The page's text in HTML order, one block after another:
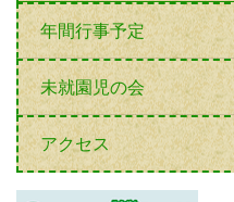
年間行事予定
未就園児の会
アクセス